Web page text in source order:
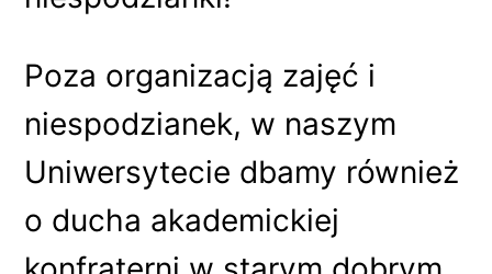
Poza organizacją zajęć i
niespodzianek, w naszym
Uniwersytecie dbamy również
o ducha akademickiej